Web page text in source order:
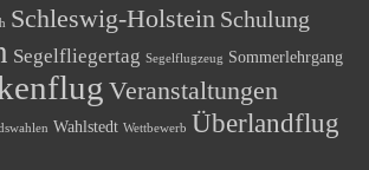
Schleswig-Holstein Schulung
Segelfliegertag Segelflugzeug Sommerlehrgang
Veranstaltungen
Wahlstedt Wettbewerb Überlandflug